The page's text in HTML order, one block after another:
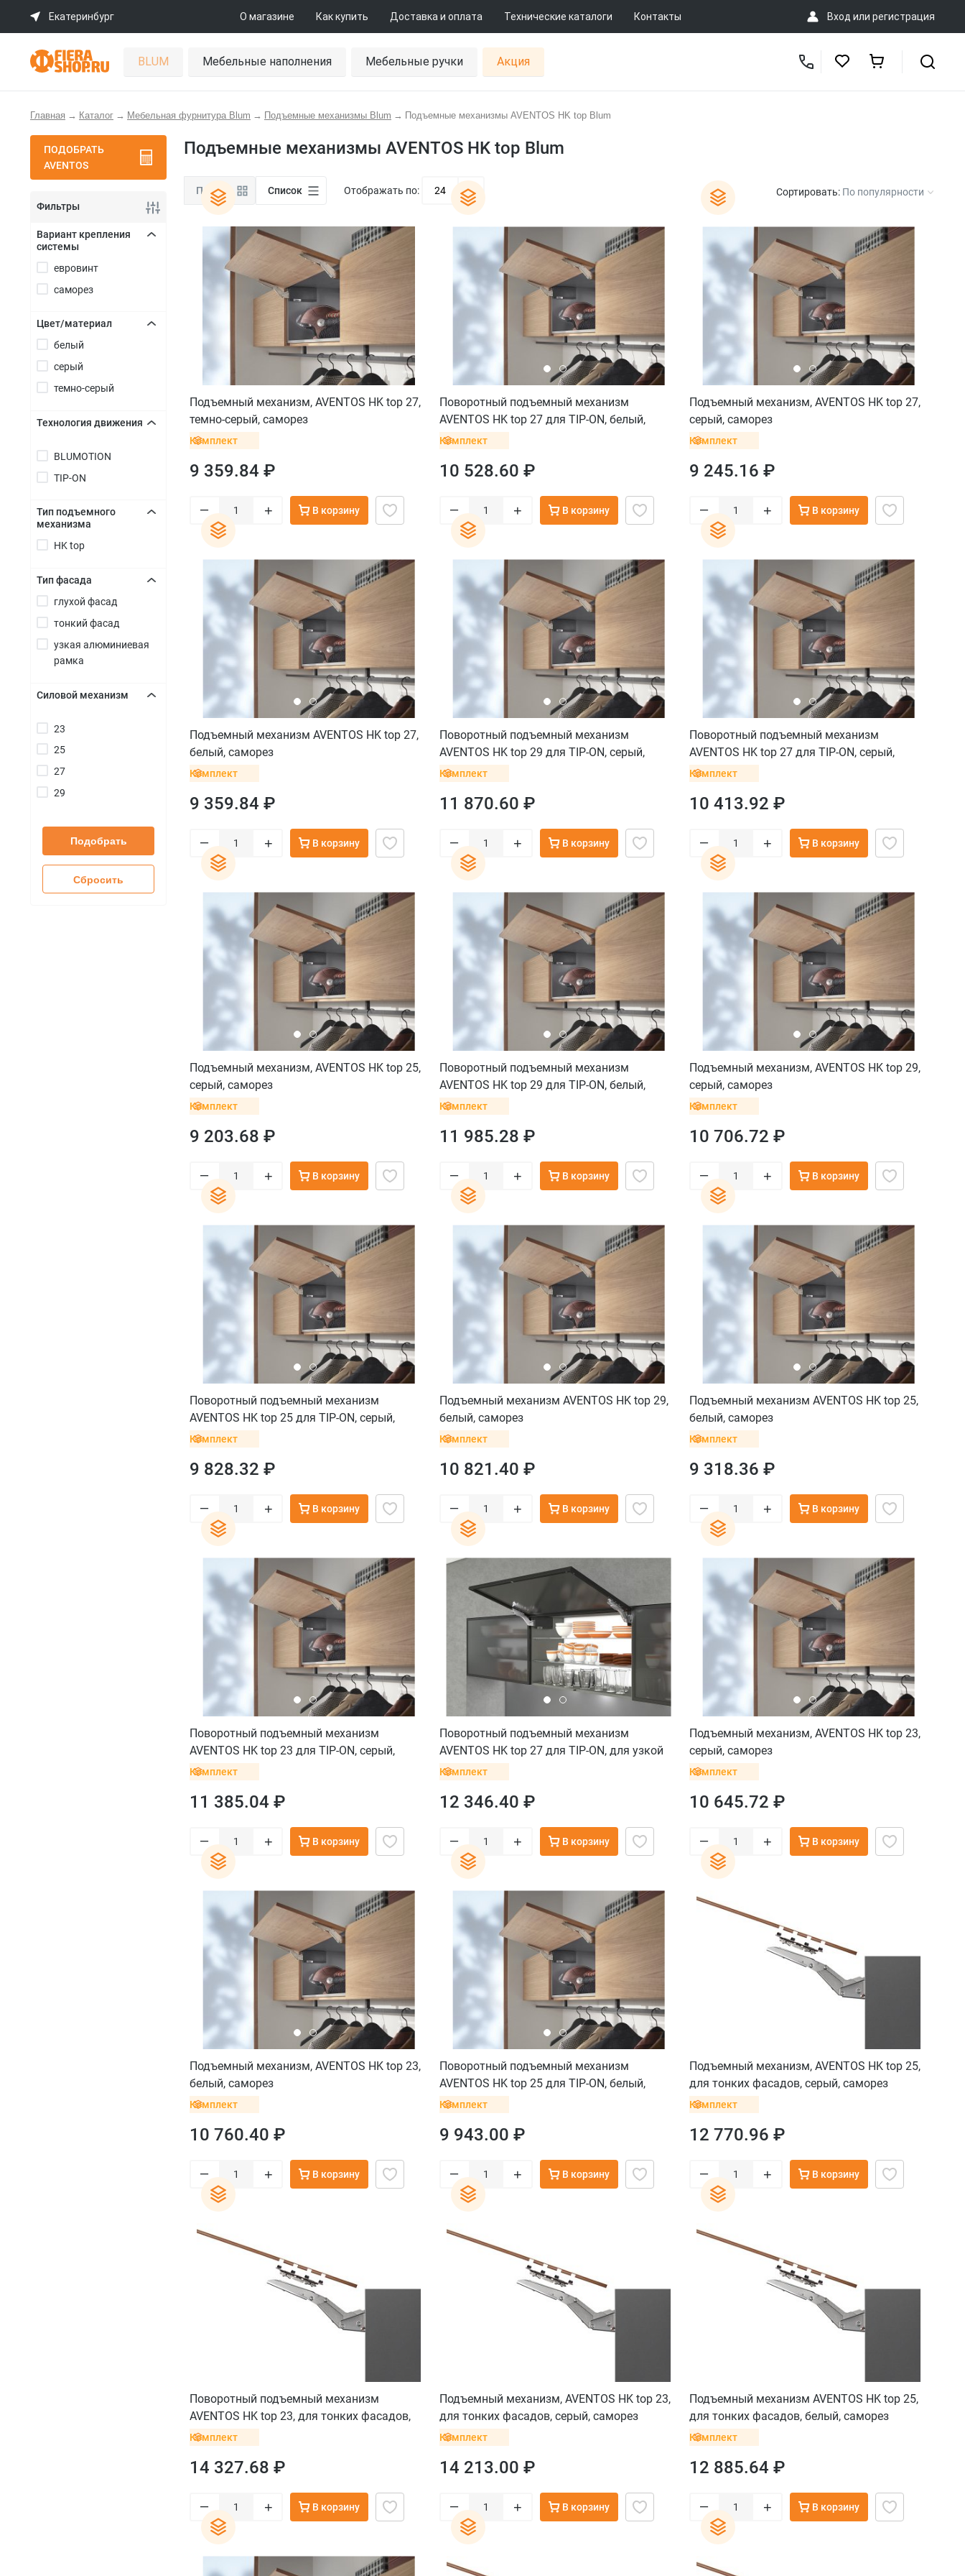
Екатеринбург О магазине Как купить Доставка и оплата Технические каталоги Контакты Вход или регистрация
BLUM Мебельные наполнения Мебельные ручки Акция
Главная → Каталог → Мебельная фурнитура Blum → Подъемные механизмы Blum → Подъемные механизмы AVENTOS HK top Blum
ПОДОБРАТЬ
AVENTOS
Фильтры
Вариант крепления
системы
евровинт
саморез
Цвет/материал
белый
серый
темно-серый
Технология движения
BLUMOTION
TIP-ON
Тип подъемного
механизма
HK top
Тип фасада
глухой фасад
тонкий фасад
узкая алюминиевая
рамка
Силовой механизм
23
25
27
29
Подобрать
Сбросить
Подъемные механизмы AVENTOS HK top Blum
Плитка Список Отображать по: 24 Сортировать: По популярности
Подъемный механизм, AVENTOS HK top 27,
темно-серый, саморез
Комплект
9 359.84 ₽
– + В корзину
Поворотный подъемный механизм
AVENTOS HK top 27 для TIP-ON, белый,
саморез
Комплект
10 528.60 ₽
– + В корзину
Подъемный механизм, AVENTOS HK top 27,
серый, саморез
Комплект
9 245.16 ₽
– + В корзину
Подъемный механизм AVENTOS HK top 27,
белый, саморез
Комплект
9 359.84 ₽
– + В корзину
Поворотный подъемный механизм
AVENTOS HK top 29 для TIP-ON, серый,
саморез
Комплект
11 870.60 ₽
– + В корзину
Поворотный подъемный механизм
AVENTOS HK top 27 для TIP-ON, серый,
саморез
Комплект
10 413.92 ₽
– + В корзину
Подъемный механизм, AVENTOS HK top 25,
серый, саморез
Комплект
9 203.68 ₽
– + В корзину
Поворотный подъемный механизм
AVENTOS HK top 29 для TIP-ON, белый,
саморез
Комплект
11 985.28 ₽
– + В корзину
Подъемный механизм, AVENTOS HK top 29,
серый, саморез
Комплект
10 706.72 ₽
– + В корзину
Поворотный подъемный механизм
AVENTOS HK top 25 для TIP-ON, серый,
саморез
Комплект
9 828.32 ₽
– + В корзину
Подъемный механизм AVENTOS HK top 29,
белый, саморез
Комплект
10 821.40 ₽
– + В корзину
Подъемный механизм AVENTOS HK top 25,
белый, саморез
Комплект
9 318.36 ₽
– + В корзину
Поворотный подъемный механизм
AVENTOS HK top 23 для TIP-ON, серый,
саморез
Комплект
11 385.04 ₽
– + В корзину
Поворотный подъемный механизм
AVENTOS HK top 27 для TIP-ON, для узкой
алюминиевой рамки, белый, саморез
Комплект
12 346.40 ₽
– + В корзину
Подъемный механизм, AVENTOS HK top 23,
серый, саморез
Комплект
10 645.72 ₽
– + В корзину
Подъемный механизм, AVENTOS HK top 23,
белый, саморез
Комплект
10 760.40 ₽
– + В корзину
Поворотный подъемный механизм
AVENTOS HK top 25 для TIP-ON, белый,
саморез
Комплект
9 943.00 ₽
– + В корзину
Подъемный механизм, AVENTOS HK top 25,
для тонких фасадов, серый, саморез
Комплект
12 770.96 ₽
– + В корзину
Поворотный подъемный механизм
AVENTOS HK top 23, для тонких фасадов,
белый, саморез
Комплект
14 327.68 ₽
– + В корзину
Подъемный механизм, AVENTOS HK top 23,
для тонких фасадов, серый, саморез
Комплект
14 213.00 ₽
– + В корзину
Подъемный механизм AVENTOS HK top 25,
для тонких фасадов, белый, саморез
Комплект
12 885.64 ₽
– + В корзину